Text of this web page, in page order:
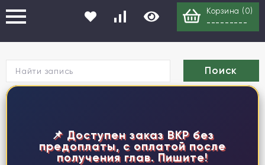
Корзина ( 0)
---------
📌 Доступен заказ ВКР без
предоплаты, с оплатой после
получения глав. Пишите!